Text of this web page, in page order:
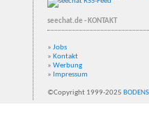
seechat.de - KONTAKT
» Jobs
» Kontakt
» Werbung
» Impressum
©Copyright 1999-2025